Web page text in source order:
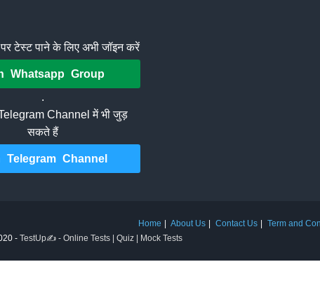
टेस्ट पाने के लिए अभी जॉइन करें
Whatsapp Group
.
Channel में भी जुड़
सकते हैं
Telegram Channel
Home About Us Contact Us Term and
- TestUp✍️ - Online Tests | Quiz | Mock Tests